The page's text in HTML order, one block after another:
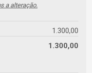
a alteração.
1.300,00
1.300,00